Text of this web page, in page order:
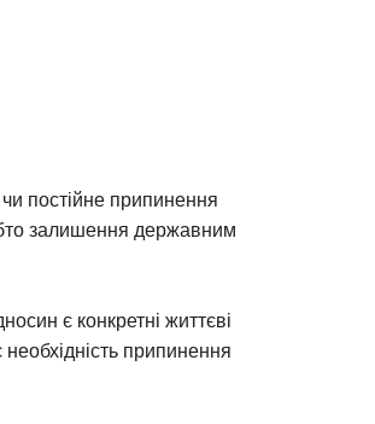
постійне припинення
залишення державним
є конкретні життєві
припинення